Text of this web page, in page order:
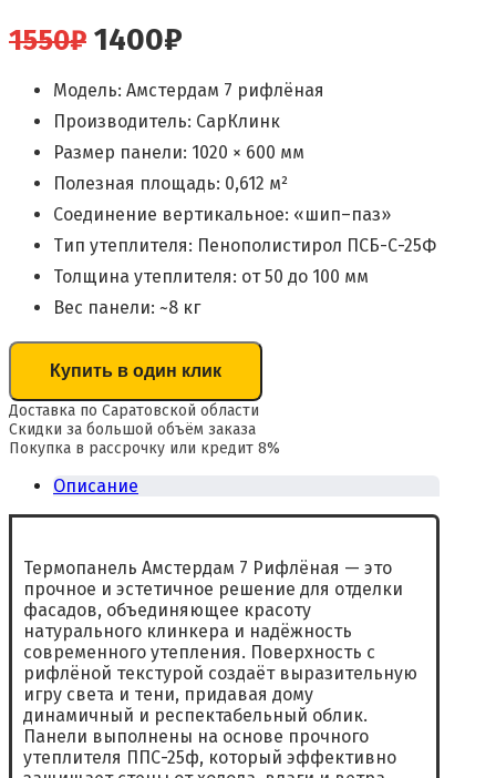
1550₽ Первоначальная
цена
составляла
1550₽.
1400₽
цена:
1400₽.
Модель: Амстердам 7 рифлёная
Производитель: СарКлинк
Размер панели: 1020 × 600 мм
Полезная площадь: 0,612 м²
Соединение вертикальное: «шип–паз»
Тип утеплителя: Пенополистирол ПСБ-С-25Ф
Толщина утеплителя: от 50 до 100 мм
Вес панели: ~8 кг
Купить в один клик
Доставка по Саратовской области
Скидки за большой объём заказа
Покупка в рассрочку или кредит 8%
Описание
Термопанель Амстердам 7 Рифлёная — это
прочное и эстетичное решение для отделки
фасадов, объединяющее красоту
натурального клинкера и надёжность
современного утепления. Поверхность с
рифлёной текстурой создаёт выразительную
игру света и тени, придавая дому
динамичный и респектабельный облик.
Панели выполнены на основе прочного
утеплителя ППС-25ф, который эффективно